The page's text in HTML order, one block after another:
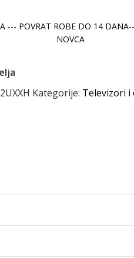
--- POVRAT ROBE DO 14
NOVCA
Kategorije: Televizori i